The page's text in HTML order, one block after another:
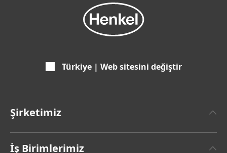
Türkiye | Web sitesini değiştir
Şirketimiz
İş Birimlerimiz